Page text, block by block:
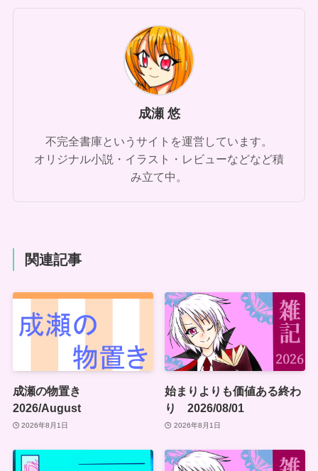
成瀬 悠
不完全書庫というサイトを運営しています。
オリジナル小説・イラスト・レビューなどなど積
み立て中。
関連記事
成瀬の物置き
2026/August
2026年8月1日
始まりよりも価値ある終わ
り 2026/08/01
2026年8月1日